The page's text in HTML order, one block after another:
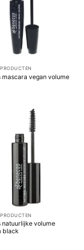
mascara vegan volume
natuurlijke volume
black